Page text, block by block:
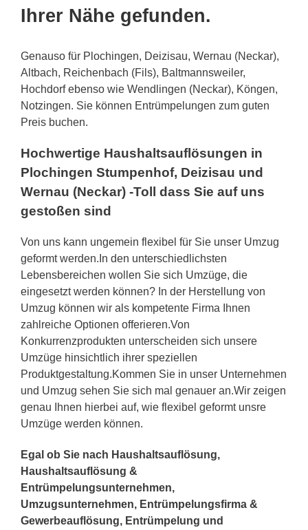
Ihrer Nähe gefunden.
Genauso für Plochingen, Deizisau, Wernau (Neckar),
Altbach, Reichenbach (Fils), Baltmannsweiler,
Hochdorf ebenso wie Wendlingen (Neckar), Köngen,
Notzingen. Sie können Entrümpelungen zum guten
Preis buchen.
Hochwertige Haushaltsauflösungen in
Plochingen Stumpenhof, Deizisau und
Wernau (Neckar) -Toll dass Sie auf uns
gestoßen sind
Von uns kann ungemein flexibel für Sie unser Umzug
geformt werden.In den unterschiedlichsten
Lebensbereichen wollen Sie sich Umzüge, die
eingesetzt werden können? In der Herstellung von
Umzug können wir als kompetente Firma Ihnen
zahlreiche Optionen offerieren.Von
Konkurrenzprodukten unterscheiden sich unsere
Umzüge hinsichtlich ihrer speziellen
Produktgestaltung.Kommen Sie in unser Unternehmen
und Umzug sehen Sie sich mal genauer an.Wir zeigen
genau Ihnen hierbei auf, wie flexibel geformt unsre
Umzüge werden können.
Egal ob Sie nach Haushaltsauflösung,
Haushaltsauflösung &
Entrümpelungsunternehmen,
Umzugsunternehmen, Entrümpelungsfirma &
Gewerbeauflösung, Entrümpelung und